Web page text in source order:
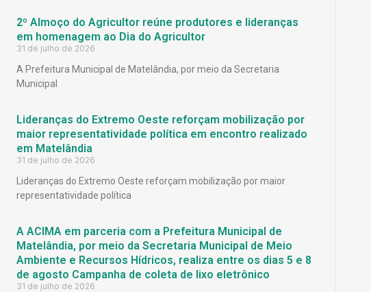
2º Almoço do Agricultor reúne produtores e lideranças
em homenagem ao Dia do Agricultor
31 de julho de 2026
A Prefeitura Municipal de Matelândia, por meio da Secretaria
Municipal
Lideranças do Extremo Oeste reforçam mobilização por
maior representatividade política em encontro realizado
em Matelândia
31 de julho de 2026
Lideranças do Extremo Oeste reforçam mobilização por maior
representatividade política
A ACIMA em parceria com a Prefeitura Municipal de
Matelândia, por meio da Secretaria Municipal de Meio
Ambiente e Recursos Hídricos, realiza entre os dias 5 e 8
de agosto Campanha de coleta de lixo eletrônico
31 de julho de 2026